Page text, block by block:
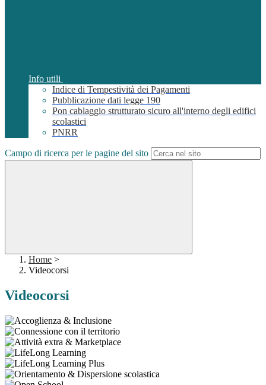
Info utili
Indice di Tempestività dei Pagamenti
Pubblicazione dati legge 190
Pon cablaggio strutturato sicuro all'interno degli edifici
scolastici
PNRR
Campo di ricerca per le pagine del sito
Home >
Videocorsi
Videocorsi